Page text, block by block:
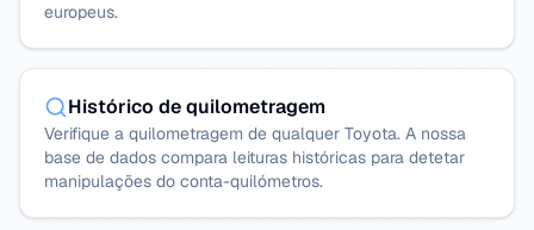
europeus.
Histórico de quilometragem
Verifique a quilometragem de qualquer Toyota. A nossa
base de dados compara leituras históricas para detetar
manipulações do conta-quilómetros.